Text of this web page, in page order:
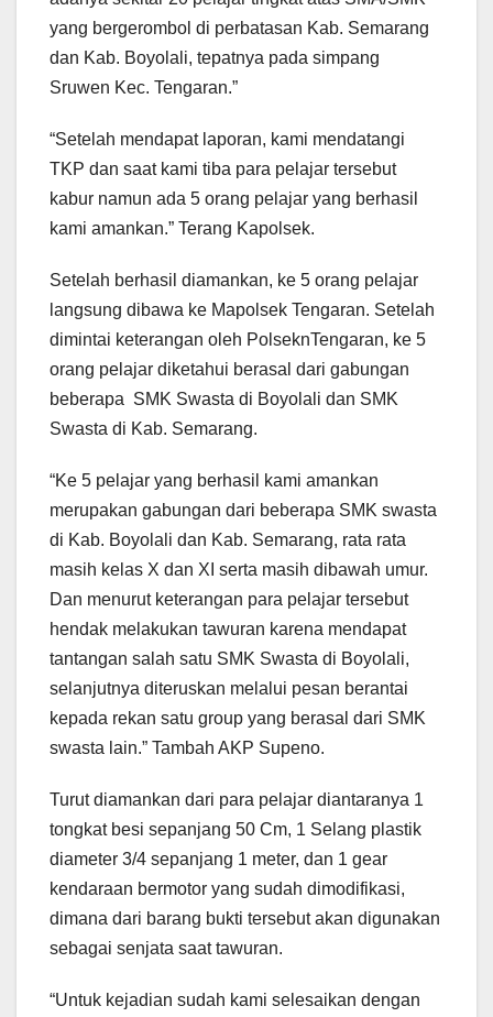
yang bergerombol di perbatasan Kab. Semarang
dan Kab. Boyolali, tepatnya pada simpang
Sruwen Kec. Tengaran.”
“Setelah mendapat laporan, kami mendatangi
TKP dan saat kami tiba para pelajar tersebut
kabur namun ada 5 orang pelajar yang berhasil
kami amankan.” Terang Kapolsek.
Setelah berhasil diamankan, ke 5 orang pelajar
langsung dibawa ke Mapolsek Tengaran. Setelah
dimintai keterangan oleh PolseknTengaran, ke 5
orang pelajar diketahui berasal dari gabungan
beberapa SMK Swasta di Boyolali dan SMK
Swasta di Kab. Semarang.
“Ke 5 pelajar yang berhasil kami amankan
merupakan gabungan dari beberapa SMK swasta
di Kab. Boyolali dan Kab. Semarang, rata rata
masih kelas X dan XI serta masih dibawah umur.
Dan menurut keterangan para pelajar tersebut
hendak melakukan tawuran karena mendapat
tantangan salah satu SMK Swasta di Boyolali,
selanjutnya diteruskan melalui pesan berantai
kepada rekan satu group yang berasal dari SMK
swasta lain.” Tambah AKP Supeno.
Turut diamankan dari para pelajar diantaranya 1
tongkat besi sepanjang 50 Cm, 1 Selang plastik
diameter 3/4 sepanjang 1 meter, dan 1 gear
kendaraan bermotor yang sudah dimodifikasi,
dimana dari barang bukti tersebut akan digunakan
sebagai senjata saat tawuran.
“Untuk kejadian sudah kami selesaikan dengan